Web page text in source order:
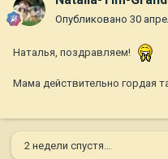
Опубликовано 30
Наталья, поздравляем!
Мама действительно гордая
2 недели спустя...